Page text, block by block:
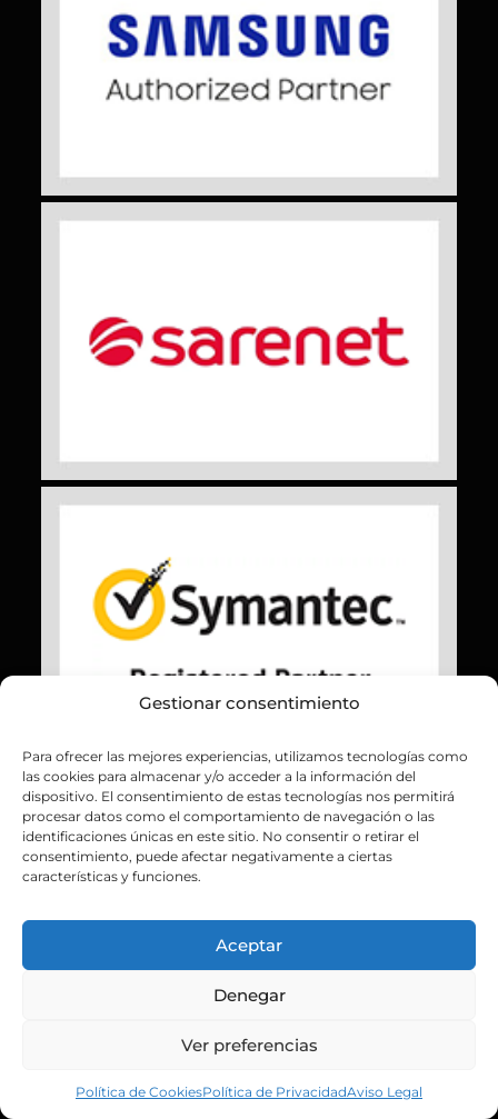
Gestionar consentimiento
Para ofrecer las mejores experiencias, utilizamos tecnologías como
las cookies para almacenar y/o acceder a la información del
dispositivo. El consentimiento de estas tecnologías nos permitirá
procesar datos como el comportamiento de navegación o las
identificaciones únicas en este sitio. No consentir o retirar el
consentimiento, puede afectar negativamente a ciertas
características y funciones.
Aceptar
Denegar
Ver preferencias
Política de CookiesPolítica de PrivacidadAviso Legal